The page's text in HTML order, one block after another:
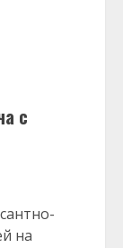
с
на